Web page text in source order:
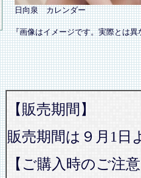
日向泉 カレンダー
『画像はイメージです。実際とは
【販売期間】
販売期間は９月1日
【ご購入時のご注